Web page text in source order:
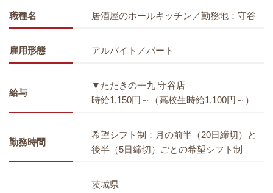
職種名 居酒屋のホールキッチン／勤務地：守谷
雇用形態 アルバイト／パート
給与
▼たたきの一九 守谷店
時給1,150円～（高校生時給1,100円～）
勤務時間
希望シフト制：月の前半（20日締切）と
後半（5日締切）ごとの希望シフト制
茨城県